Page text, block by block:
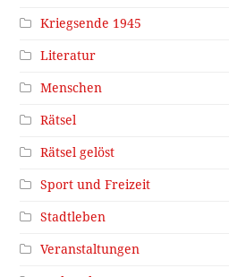
Kriegsende 1945
Literatur
Menschen
Rätsel
Rätsel gelöst
Sport und Freizeit
Stadtleben
Veranstaltungen